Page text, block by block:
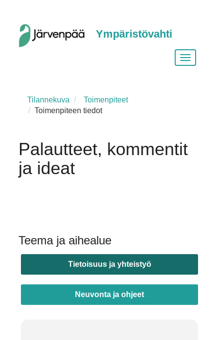
Ympäristövahti
Vaihda
Tilannekuva
Toimenpiteet
Toimenpiteen tiedot
Palautteet, kommentit
ja ideat
Teema ja aihealue
Tietoisuus ja yhteistyö
Neuvonta ja ohjeet